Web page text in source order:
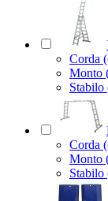
Corda
Monto
Corda
Monto